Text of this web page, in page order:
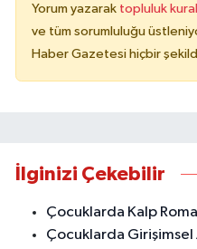
Yorum yazarak topluluk
ve tüm sorumluluğu
Haber Gazetesi hiçbir
İlginizi Çekebilir
Çocuklarda Kalp
Çocuklarda